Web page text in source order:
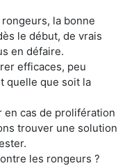
la bonne
le début, de vrais
en défaire.
efficaces, peu
quelle que soit la
en cas de prolifération
trouver une solution
les rongeurs ?